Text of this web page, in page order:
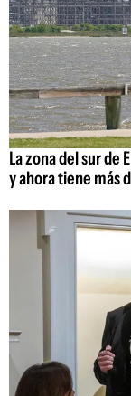
La zona del sur de
y ahora tiene más